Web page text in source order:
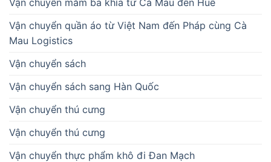
Vận chuyển quần áo từ Việt Nam đến Pháp cùng Cà
Mau Logistics
Vận chuyển sách
Vận chuyển sách sang Hàn Quốc
Vận chuyển thú cưng
Vận chuyển thú cưng
Vận chuyển thực phẩm khô đi Đan Mạch